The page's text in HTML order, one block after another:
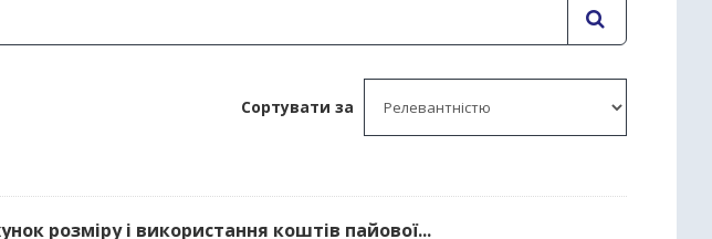
Сортувати за
розміру і використання коштів пайової...